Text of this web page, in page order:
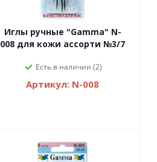
Иглы ручные "Gamma" N-
008 для кожи ассорти №3/7
Есть в наличии (2)
Артикул: N-008